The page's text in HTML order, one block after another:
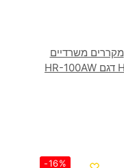
מקררים משרדיים
-16%